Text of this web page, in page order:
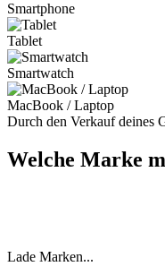
Smartphone
Tablet
Smartwatch
MacBook / Laptop
Durch den Verkauf deines
Welche Marke
Lade Marken...